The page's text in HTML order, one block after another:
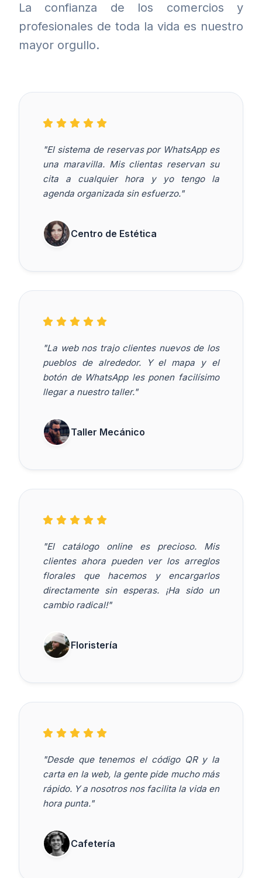
La confianza de los comercios y
profesionales de toda la vida es nuestro
mayor orgullo.
"El sistema de reservas por WhatsApp es
una maravilla. Mis clientas reservan su
cita a cualquier hora y yo tengo la
agenda organizada sin esfuerzo."
Centro de Estética
"La web nos trajo clientes nuevos de los
pueblos de alrededor. Y el mapa y el
botón de WhatsApp les ponen facilísimo
llegar a nuestro taller."
Taller Mecánico
"El catálogo online es precioso. Mis
clientes ahora pueden ver los arreglos
florales que hacemos y encargarlos
directamente sin esperas. ¡Ha sido un
cambio radical!"
Floristería
"Desde que tenemos el código QR y la
carta en la web, la gente pide mucho más
rápido. Y a nosotros nos facilita la vida en
hora punta."
Cafetería